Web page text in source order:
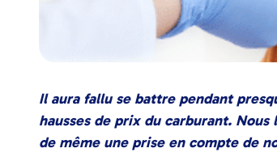
Il aura fallu se battre pendant
hausses de prix du carburant.
de même une prise en compte de